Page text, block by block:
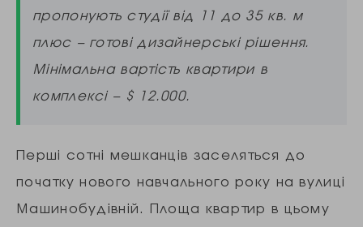
пропонують студії від 11 до 35 кв. м
плюс – готові дизайнерські рішення.
Мінімальна вартість квартири в
комплексі – $ 12.000.
Перші сотні мешканців заселяться до
початку нового навчального року на вулиці
Машинобудівній. Площа квартир в цьому